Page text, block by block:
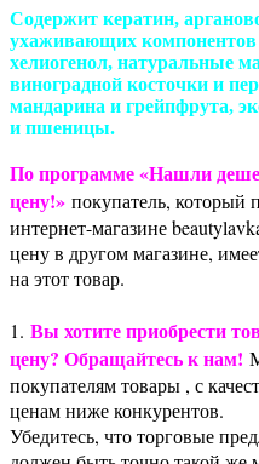
Содержит кератин,
ухаживающих
хелиогенол, натуральные
виноградной косточки и
мандарина и грейпфрута,
и пшеницы.
По программе «Нашли
цену!» покупатель, который
интернет-магазине
цену в другом магазине,
на этот товар.
1. Вы хотите приобрести
цену? Обращайтесь к нам!
покупателям товары , с
ценам ниже конкурентов.
Убедитесь, что торговые